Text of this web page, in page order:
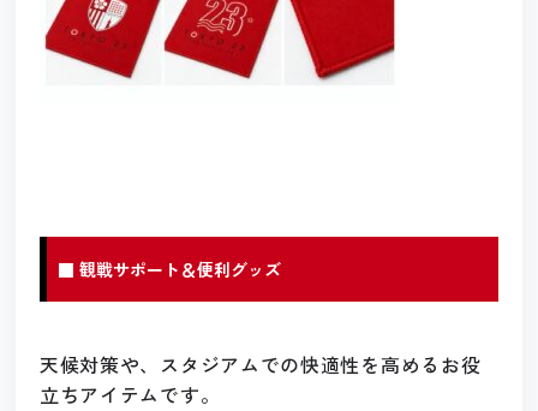
■ 観戦サポート＆便利グッズ
天候対策や、スタジアムでの快適性を高めるお役
立ちアイテムです。